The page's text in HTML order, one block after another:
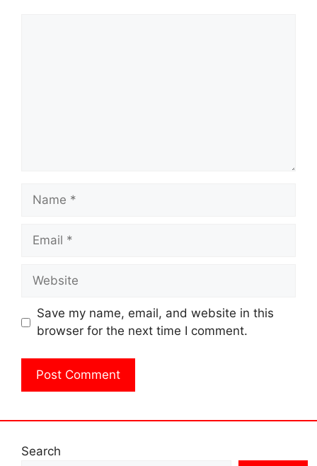
Name
Email
Website
Save my name, email, and website in this
browser for the next time I comment.
Search